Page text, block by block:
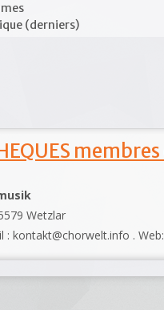
(derniers)
membres
Wetzlar
: kontakt@chorwelt.info .